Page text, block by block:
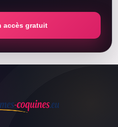
accès gratuit